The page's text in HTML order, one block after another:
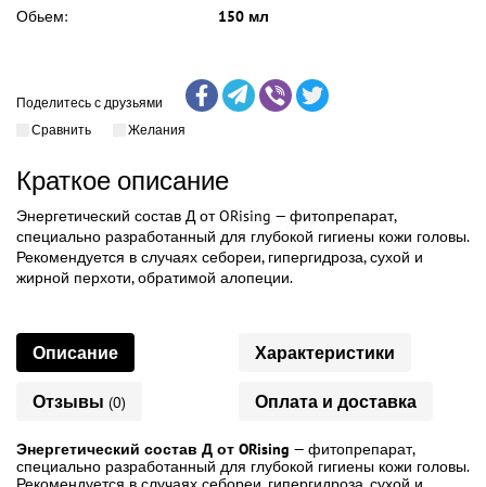
Обьем:
150 мл
Поделитесь с друзьями
Сравнить
Желания
Краткое описание
Энергетический состав Д от ORising — фитопрепарат,
специально разработанный для глубокой гигиены кожи головы.
Рекомендуется в случаях себореи, гипергидроза, сухой и
жирной перхоти, обратимой алопеции.
Описание Характеристики
Отзывы (0) Оплата и доставка
Энергетический состав Д от ORising — фитопрепарат,
специально разработанный для глубокой гигиены кожи головы.